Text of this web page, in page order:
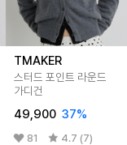
TMAKER
스터드 포인트 라운드
가디건
49,900 37%
81 4.7 (7)